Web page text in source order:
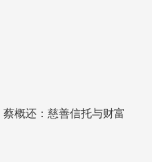
概还：慈善信托与财富